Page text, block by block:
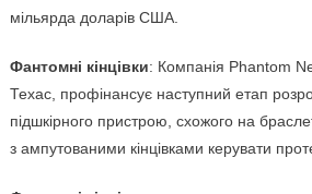
мільярда доларів США.
Фантомні кінцівки: Компанія Phantom
Техас, профінансує наступний етап
підшкірного пристрою, схожого на
з ампутованими кінцівками керувати